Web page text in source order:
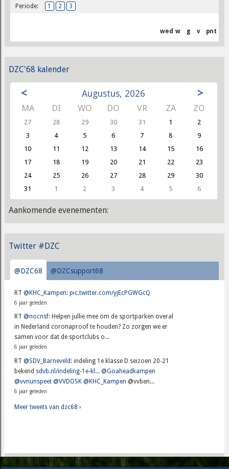
Periode: 1 2 3
wed w g v pnt
DZC'68 kalender
< Augustus, 2026 >
MA DI WO DO VR ZA ZO
27 28 29 30 31 1
2
3
4 5 6 7 8
9
10
11 12 13 14 15
16
17
18 19 20 21 22
23
24
25 26 27 28 29
30
31
1 2 3 4 5 6
Aankomende evenementen:
Twitter #DZC
@DZC68 @DZCsupport68
RT@KHC_Kampen:pic.twitter.com/yjEcPGWGcQ
6 jaar geleden
RT@nocnsf: Helpen jullie mee om de sportparken overal
in Nederland coronaproof te houden? Zo zorgen we er
samen voor dat de sportclubs o...
6 jaar geleden
RT@SDV_Barneveld : indeling 1e klasse D seizoen 20-21
bekend sdvb.nl/indeling-1e-kl... @Goaheadkampen
@vvnunspeet @VVDOSK @KHC_Kampen @vvben...
6 jaar geleden
Meer tweets van dzc68 ›